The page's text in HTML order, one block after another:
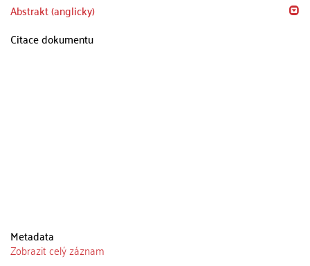
Abstrakt (anglicky)
Citace dokumentu
Metadata
Zobrazit celý záznam